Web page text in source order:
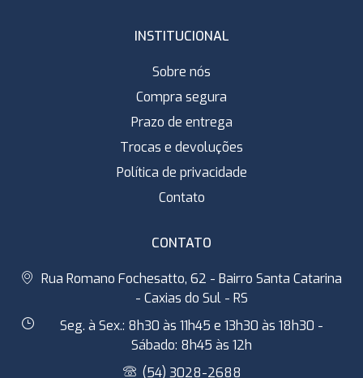
INSTITUCIONAL
Sobre nós
Compra segura
Prazo de entrega
Trocas e devoluções
Política de privacidade
Contato
CONTATO
Rua Romano Fochesatto, 62 - Bairro Santa Catarina
- Caxias do Sul - RS
Seg. à Sex.: 8h30 às 11h45 e 13h30 às 18h30 -
Sábado: 8h45 às 12h
(54) 3028-2688